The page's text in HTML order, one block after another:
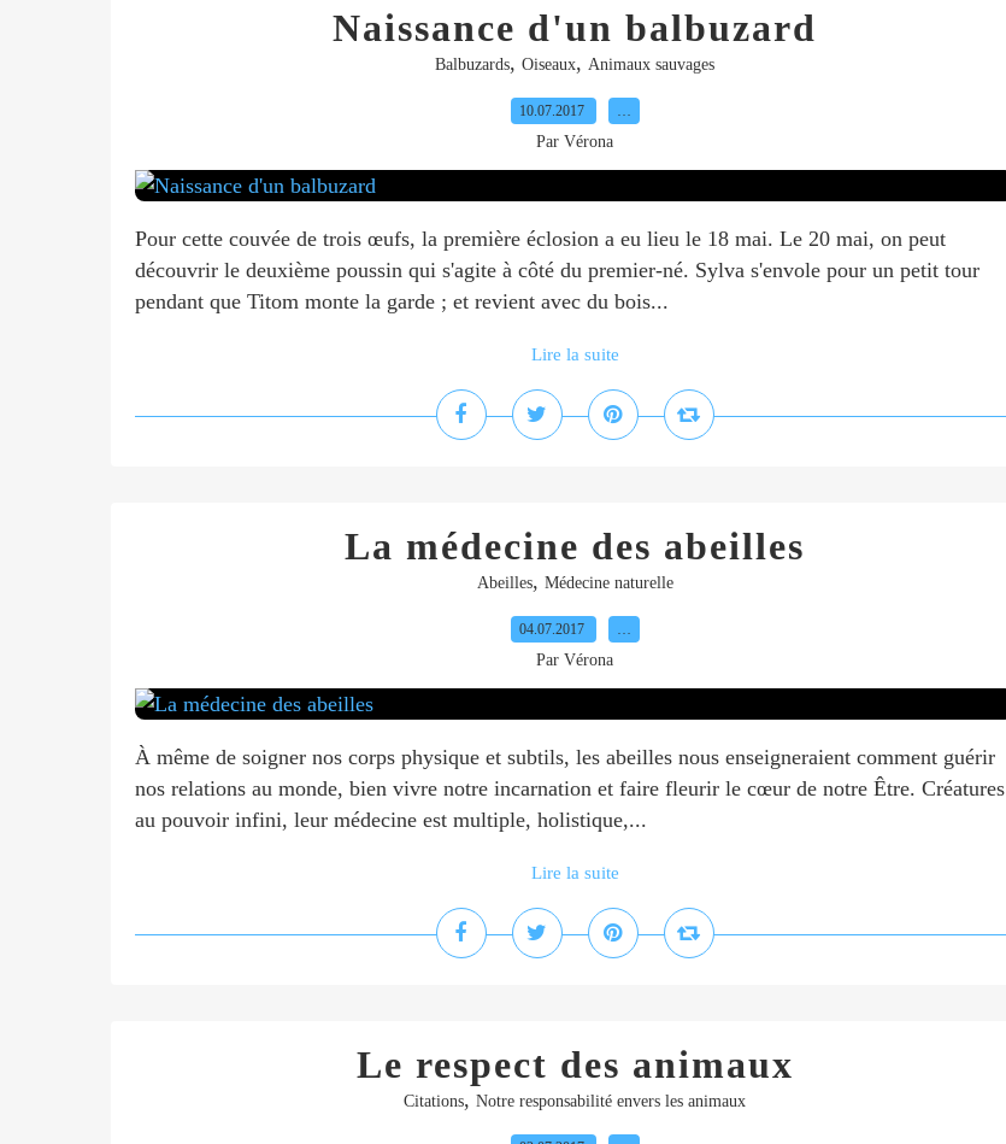
Naissance d'un balbuzard
Balbuzards, Oiseaux, Animaux sauvages
10.07.2017 …
Par Vérona
Pour cette couvée de trois œufs, la première éclosion a eu lieu le 18 mai. Le 20 mai, on peut
découvrir le deuxième poussin qui s'agite à côté du premier-né. Sylva s'envole pour un petit tour
pendant que Titom monte la garde ; et revient avec du bois...
Lire la suite
La médecine des abeilles
Abeilles, Médecine naturelle
04.07.2017 …
Par Vérona
À même de soigner nos corps physique et subtils, les abeilles nous enseigneraient comment guérir
nos relations au monde, bien vivre notre incarnation et faire fleurir le cœur de notre Être. Créatures
au pouvoir infini, leur médecine est multiple, holistique,...
Lire la suite
Le respect des animaux
Citations, Notre responsabilité envers les animaux